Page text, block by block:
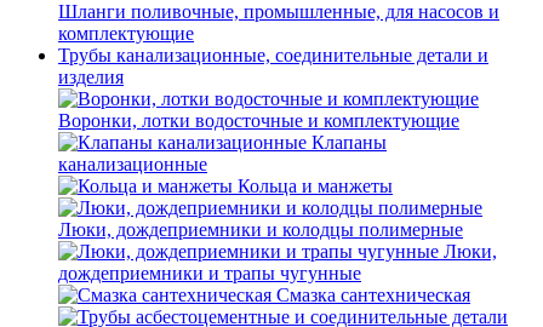
Шланги поливочные, промышленные, для насосов и
комплектующие
Трубы канализационные, соединительные детали и
изделия
Воронки, лотки водосточные и комплектующие
Клапаны
канализационные
Кольца и манжеты
Люки, дождеприемники и колодцы полимерные
Люки,
дождеприемники и трапы чугунные
Смазка сантехническая